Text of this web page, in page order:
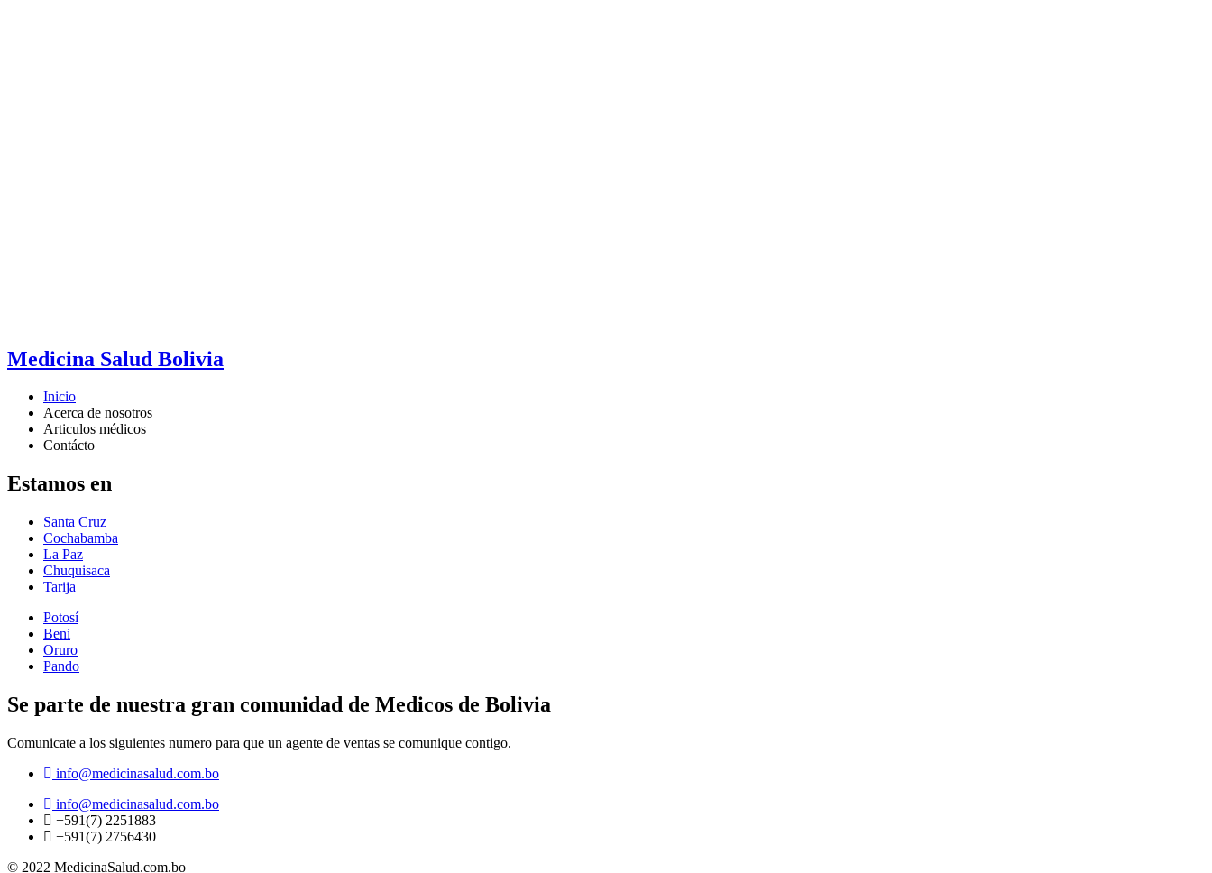
Medicina Salud Bolivia
Inicio
Acerca de nosotros
Articulos médicos
Contácto
Estamos en
Santa Cruz
Cochabamba
La Paz
Chuquisaca
Tarija
Potosí
Beni
Oruro
Pando
Se parte de nuestra gran comunidad de Medicos de Bolivia
Comunicate a los siguientes numero para que un agente de ventas se comunique contigo.
info@medicinasalud.com.bo
info@medicinasalud.com.bo
+591(7) 2251883
+591(7) 2756430
© 2022 MedicinaSalud.com.bo